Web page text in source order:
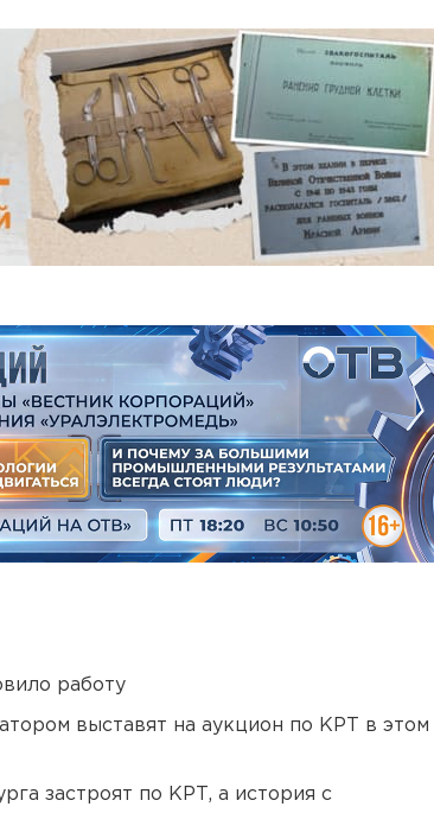
работу
выставят на аукцион по КРТ в этом
застроят по КРТ, а история с